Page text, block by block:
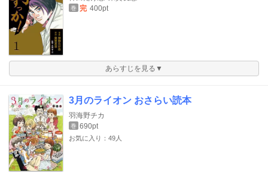
巻 完 400pt
あらすじを見る▼
3月のライオン おさらい読本
羽海野チカ
巻 690pt
お気に入り：49人